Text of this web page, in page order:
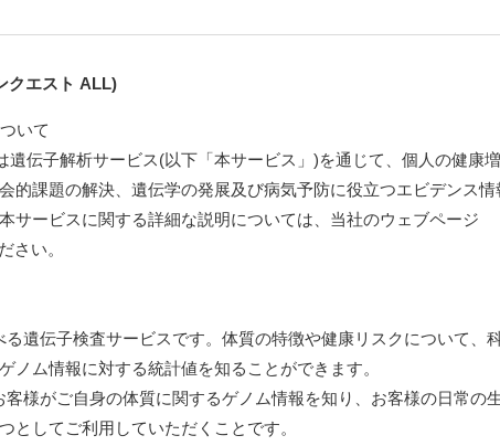
クエスト ALL)
いて
伝子解析サービス(以下「本サービス」)を通じて、個人の健康増
的課題の解決、遺伝学の発展及び病気予防に役立つエビデンス情
サービスに関する詳細な説明については、当社のウェブページ
さい。
遺伝子検査サービスです。体質の特徴や健康リスクについて、
ノム情報に対する統計値を知ることができます。
様がご自身の体質に関するゲノム情報を知り、お客様の日常の
としてご利用していただくことです。